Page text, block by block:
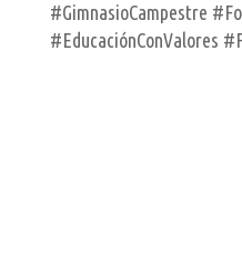
#GimnasioCampestre
#EducaciónConValores